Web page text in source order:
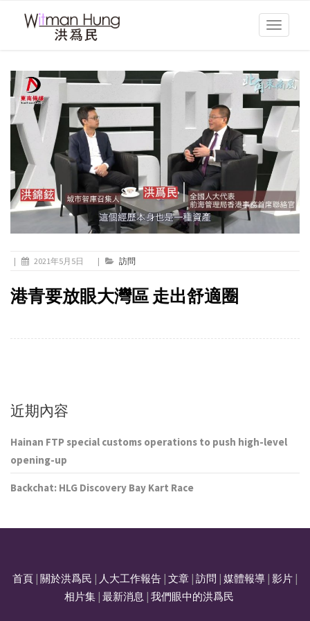
Toggle
| 2021年5月5日 | 訪問
港青要放眼大灣區 走出舒適圈
近期內容
Hainan FTP special customs operations to push high-level
opening-up
Backchat: HLG Discovery Bay Kart Race
首頁 關於洪爲民 人大工作報告 文章 訪問 媒體報導 影片
相片集| 最新消息 我們眼中的洪爲民